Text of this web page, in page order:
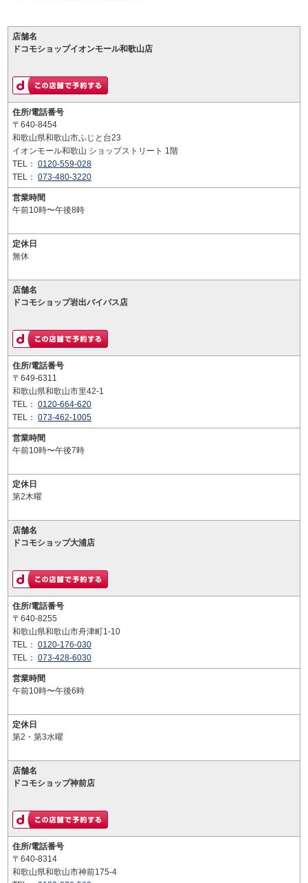
店舗名
ドコモショップイオンモール和歌山店
住所/電話番号
〒640-8454
和歌山県和歌山市ふじと台23
イオンモール和歌山 ショップストリート 1階
TEL： 0120-559-028
TEL： 073-480-3220
営業時間
午前10時〜午後8時
定休日
無休
店舗名
ドコモショップ岩出バイパス店
住所/電話番号
〒649-6311
和歌山県和歌山市里42-1
TEL： 0120-664-620
TEL： 073-462-1005
営業時間
午前10時〜午後7時
定休日
第2木曜
店舗名
ドコモショップ大浦店
住所/電話番号
〒640-8255
和歌山県和歌山市舟津町1-10
TEL： 0120-176-030
TEL： 073-428-6030
営業時間
午前10時〜午後6時
定休日
第2・第3水曜
店舗名
ドコモショップ神前店
住所/電話番号
〒640-8314
和歌山県和歌山市神前175-4